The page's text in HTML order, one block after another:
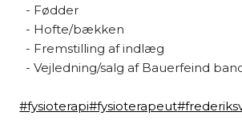
- Fødder
- Hofte/bækken
- Fremstilling af indlæg
- Vejledning/salg af Bauerfeind
#fysioterapi#fysioterapeut